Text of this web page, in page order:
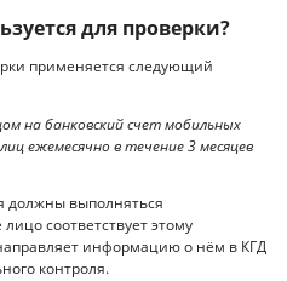
для проверки?
применяется следующий
на банковский счет мобильных
ежемесячно в течение 3 месяцев
должны выполняться
соответствует этому
информацию о нём в КГД
контроля.